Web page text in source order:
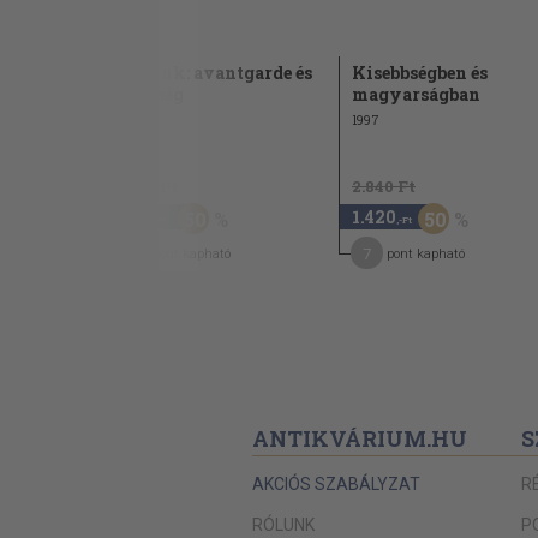
Korunk: avantgarde és
pont kapható
Kisebbségben és
magyarságban
1997
2.840 Ft
1.420 ,-Ft 50
pont kapható
ANTIKVÁRIUM.HU
AKCIÓS SZABÁLYZAT
RÓLUNK